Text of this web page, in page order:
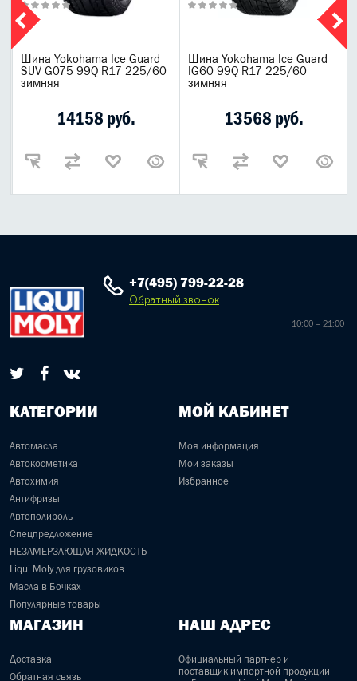
Шина Yokohama Ice Guard
SUV G075 99Q R17 225/60
зимняя
14158 руб.
Шина Yokohama Ice Guard
IG60 99Q R17 225/60
зимняя
13568 руб.
+7(495) 799-22-28
Обратный звонок
10:00 – 21:00
КАТЕГОРИИ
Автомасла
Автокосметика
Автохимия
Антифризы
Автополироль
Спецпредложение
НЕЗАМЕРЗАЮЩАЯ ЖИДКОСТЬ
Liqui Moly для грузовиков
Масла в Бочках
Популярные товары
МОЙ КАБИНЕТ
Моя информация
Мои заказы
Избранное
МАГАЗИН
Доставка
Обратная связь
НАШ АДРЕС
Официальный партнер и
поставщик импортной продукции